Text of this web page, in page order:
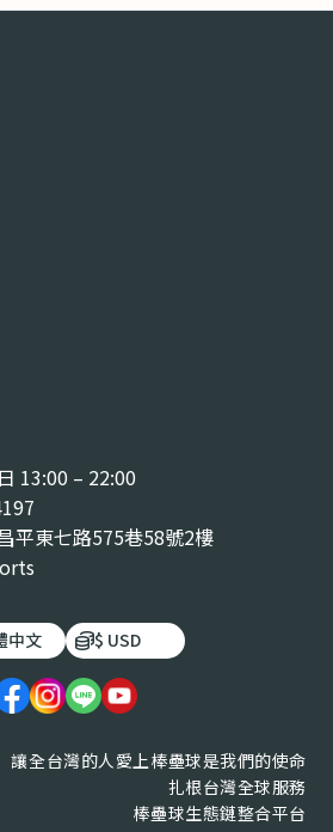
13:00 – 22:00
平東七路575巷58號2樓
中文 $ USD
讓全台灣的人愛上棒壘球是我們的使命
扎根台灣全球服務
棒壘球生態鏈整合平台